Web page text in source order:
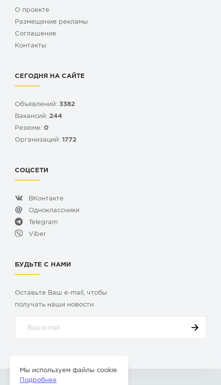
О проекте
Размещение рекламы
Cоглашение
Контакты
СЕГОДНЯ НА САЙТЕ
Объявлений: 3382
Вакансий: 244
Резюме: 0
Организаций: 1772
СОЦСЕТИ
ВКонтакте
Одноклассники
Telegram
Viber
БУДЬТЕ С НАМИ
Оставьте Ваш e-mail, чтобы
получать наши новости
Мы используем файлы cookie.
Подробнее